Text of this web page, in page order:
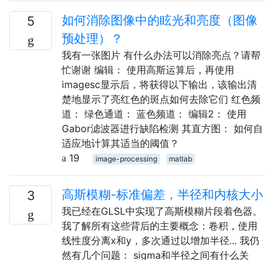
5
如何消除图像中的眩光和亮度（图像
预处理）？
我有一张图片 有什么办法可以消除亮点？请帮
忙谢谢 编辑： 使用高斯运算后，再使用
imagesc显示后，将获得以下输出，该输出清
楚地显示了亮红色的斑点如何去除它们 红色频
道： 绿色通道： 蓝色频道： 编辑2： 使用
Gabor滤波器进行缺陷检测 其直方图： 如何自
适应地计算其适当的阈值？
19
image-processing matlab
3 高斯模糊-标准偏差，半径和内核大小
我已经在GLSL中实现了高斯模糊片段着色器。
我了解所有这些背后的主要概念：卷积，使用
线性度分离x和y，多次通过以增加半径... 我仍
然有几个问题： sigma和半径之间有什么关